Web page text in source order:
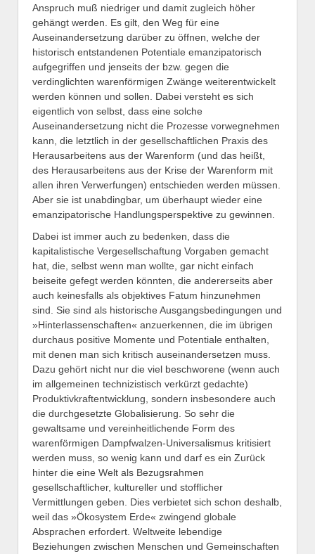
Anspruch muß niedriger und damit zugleich höher
gehängt werden. Es gilt, den Weg für eine
Auseinandersetzung darüber zu öffnen, welche der
historisch entstandenen Potentiale emanzipatorisch
aufgegriffen und jenseits der bzw. gegen die
verdinglichten warenförmigen Zwänge weiterentwickelt
werden können und sollen. Dabei versteht es sich
eigentlich von selbst, dass eine solche
Auseinandersetzung nicht die Prozesse vorwegnehmen
kann, die letztlich in der gesellschaftlichen Praxis des
Herausarbeitens aus der Warenform (und das heißt,
des Herausarbeitens aus der Krise der Warenform mit
allen ihren Verwerfungen) entschieden werden müssen.
Aber sie ist unabdingbar, um überhaupt wieder eine
emanzipatorische Handlungsperspektive zu gewinnen.
Dabei ist immer auch zu bedenken, dass die
kapitalistische Vergesellschaftung Vorgaben gemacht
hat, die, selbst wenn man wollte, gar nicht einfach
beiseite gefegt werden könnten, die andererseits aber
auch keinesfalls als objektives Fatum hinzunehmen
sind. Sie sind als historische Ausgangsbedingungen und
»Hinterlassenschaften« anzuerkennen, die im übrigen
durchaus positive Momente und Potentiale enthalten,
mit denen man sich kritisch auseinandersetzen muss.
Dazu gehört nicht nur die viel beschworene (wenn auch
im allgemeinen technizistisch verkürzt gedachte)
Produktivkraftentwicklung, sondern insbesondere auch
die durchgesetzte Globalisierung. So sehr die
gewaltsame und vereinheitlichende Form des
warenförmigen Dampfwalzen-Universalismus kritisiert
werden muss, so wenig kann und darf es ein Zurück
hinter die eine Welt als Bezugsrahmen
gesellschaftlicher, kultureller und stofflicher
Vermittlungen geben. Dies verbietet sich schon deshalb,
weil das »Ökosystem Erde« zwingend globale
Absprachen erfordert. Weltweite lebendige
Beziehungen zwischen Menschen und Gemeinschaften